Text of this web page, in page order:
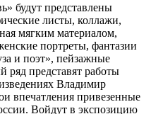
будут представлены
листы, коллажи,
мягким материалом,
портреты, фантазии
и поэт», пейзажные
представят работы
Владимир
впечатления привезенные
Войдут в экспозицию